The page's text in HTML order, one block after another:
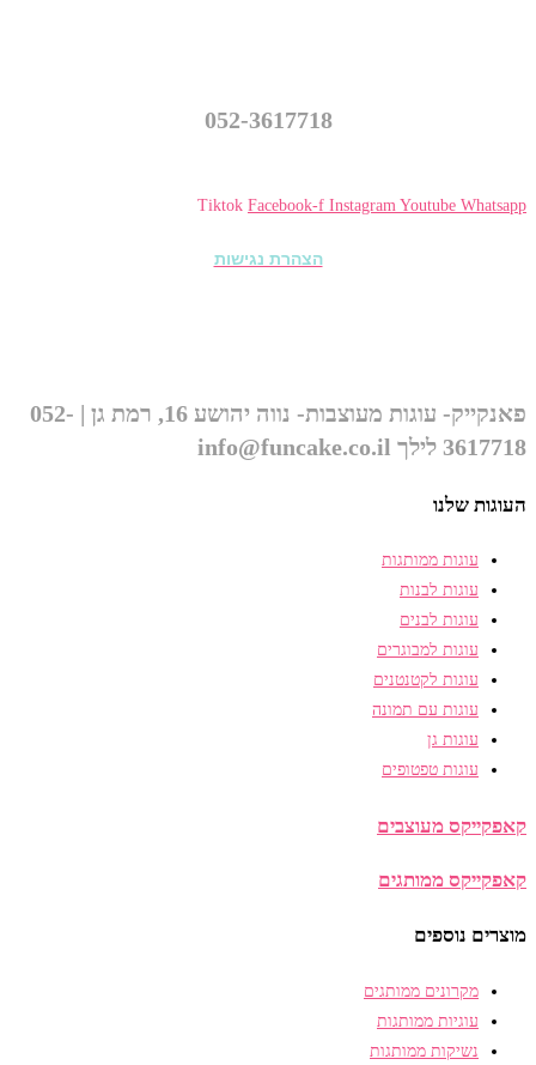
052-3617718
Tiktok Facebook-f Instagram Youtube Whatsapp
הצהרת נגישות
פאנקייק- עוגות מעוצבות- נווה יהושע 16, רמת גן | 052-
3617718 לילך info@funcake.co.il
העוגות שלנו
עוגות ממותגות
עוגות לבנות
עוגות לבנים
עוגות למבוגרים
עוגות לקטנטנים
עוגות עם תמונה
עוגות גן
עוגות טפטופים
קאפקייקס מעוצבים
קאפקייקס ממותגים
מוצרים נוספים
מקרונים ממותגים
עוגיות ממותגות
נשיקות ממותגות